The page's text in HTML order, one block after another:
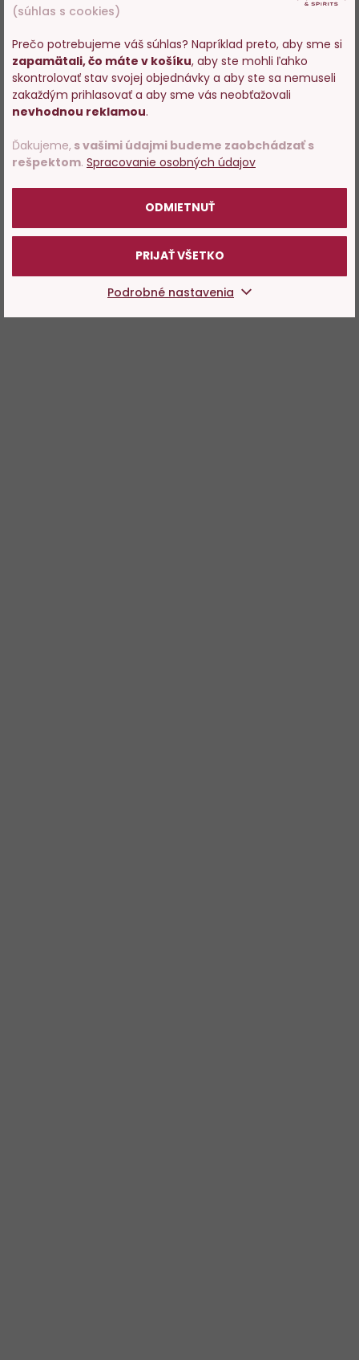
(súhlas s cookies)
Prečo potrebujeme váš súhlas? Napríklad preto, aby sme si
zapamätali, čo máte v košíku, aby ste mohli ľahko
skontrolovať stav svojej objednávky a aby ste sa nemuseli
zakaždým prihlasovať a aby sme vás neobťažovali
nevhodnou reklamou.
Ďakujeme, s vašimi údajmi budeme zaobchádzať s
rešpektom. Spracovanie osobných údajov
ODMIETNUŤ
PRIJAŤ VŠETKO
Podrobné nastavenia
Vstupujete na stránky s
predajom alkoholu. Prosím
potvrďte, že Vám už bolo 18